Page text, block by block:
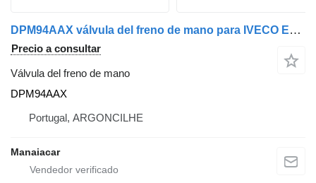
DPM94AAX válvula del freno de mano para IVECO EuroCargo I-III | 91 - 15 camión
Precio a consultar
Válvula del freno de mano
DPM94AAX
Portugal, ARGONCILHE
Manaiacar